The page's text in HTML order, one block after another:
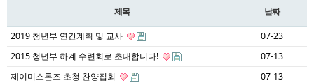
제목 날짜
2019 청년부 연간계획 및 교사
07-23
2015 청년부 하계 수련회로 초대합니다!
07-13
제이미스톤즈 초청 찬양집회
07-13